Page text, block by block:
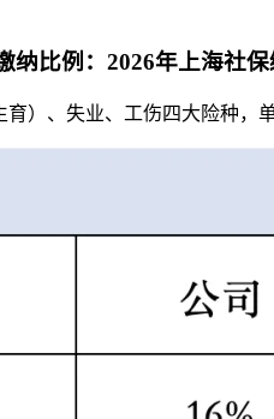
纳比例 ： 2026年上海社保
育）、失业、工伤四大险种，